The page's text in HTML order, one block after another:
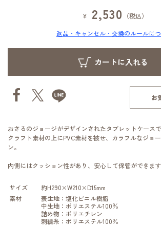
¥ 2,530
（税込）
返品・キャンセル・交換のルールに
お
おさるのジョージがデザインされたタブレットケースで
クラフト素材の上にPVC素材を被せ、カラフルなジョ
ン。
内側にはクッション性があり、安心して保管ができます
サイズ
約H290×W210×D15mm
素材
表生地：塩化ビニル樹脂
中生地：ポリエステル100％
詰め物：ポリエチレン
刺繍糸：ポリエステル100％